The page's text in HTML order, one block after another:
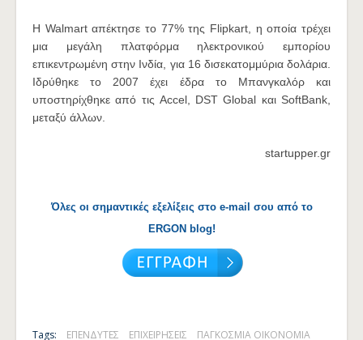
Η Walmart απέκτησε το 77% της Flipkart, η οποία τρέχει
μια μεγάλη πλατφόρμα ηλεκτρονικού εμπορίου
επικεντρωμένη στην Ινδία, για 16 δισεκατομμύρια δολάρια.
Ιδρύθηκε το 2007 έχει έδρα το Μπανγκαλόρ και
υποστηρίχθηκε από τις Accel, DST Global και SoftBank,
μεταξύ άλλων.
startupper.gr
Όλες οι σημαντικές εξελίξεις στο e-mail σου από το
ERGON blog!
Tags: ΕΠΕΝΔΥΤΕΣ ΕΠΙΧΕΙΡΗΣΕΙΣ ΠΑΓΚΟΣΜΙΑ ΟΙΚΟΝΟΜΙΑ